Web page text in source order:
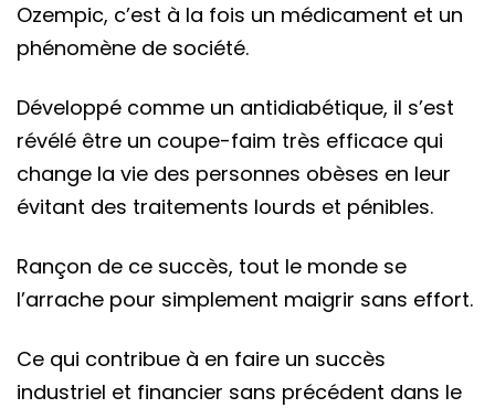
Ozempic, c’est à la fois un médicament et un
phénomène de société.
Développé comme un antidiabétique, il s’est
révélé être un coupe-faim très efficace qui
change la vie des personnes obèses en leur
évitant des traitements lourds et pénibles.
Rançon de ce succès, tout le monde se
l’arrache pour simplement maigrir sans effort.
Ce qui contribue à en faire un succès
industriel et financier sans précédent dans le